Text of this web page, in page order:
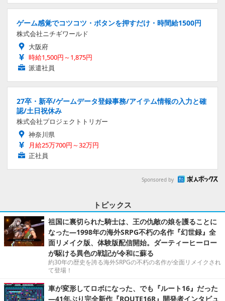
ゲーム感覚でコツコツ・ボタンを押すだけ・時間給1500円
株式会社ニチギワールド
大阪府
時給1,500円～1,875円
派遣社員
27卒・新卒/ゲームデータ登録事務/アイテム情報の入力と確
認/土日祝休み
株式会社プロジェクトトリガー
神奈川県
月給25万700円～32万円
正社員
Sponsored by
トピックス
祖国に裏切られた騎士は、王の仇敵の娘を護ることに
なった―1998年の海外SRPG不朽の名作『幻世録』全
面リメイク版、体験版配信開始。ダーティーヒーロー
が駆ける異色の戦記が令和に蘇る
約30年の歴史を誇る海外SRPGの不朽の名作が全面リメイクされ
て登場！
車が変形してロボになった、でも『ルート16』だった
―41年ぶり完全新作『ROUTE16R』開発者インタビュ